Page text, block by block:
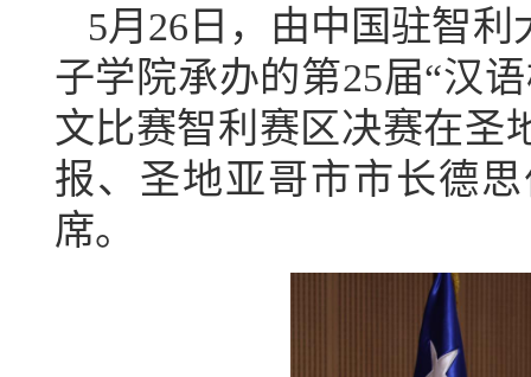
5月 26 日，由中国驻智
子学院承办的第25届“汉
文比赛智利赛区决赛在圣
报、圣地亚哥市市长德
席。